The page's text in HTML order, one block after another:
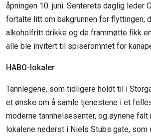
åpningen 10. juni. Senterets daglig leder
fortalte litt om bakgrunnen for flyttingen,
alkoholfritt drikke og de frammøtte fikk
alle ble invitert til spiserommet for
HABO-lokaler
Tannlegene, som tidligere holdt til i
et ønske om å samle tjenestene i et
moderne tannhelsesenter, og øynene
lokalene nederst i Niels Stubs gate, som